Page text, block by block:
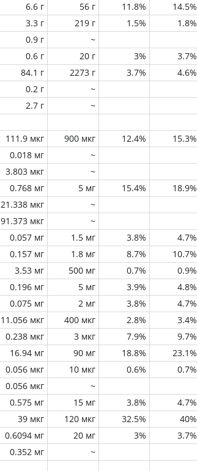
6.6 г 56 г 11.8% 14.5%
3.3 г 219 г 1.5% 1.8%
0.9 г
~
0.6 г 20 г 3% 3.7%
84.1 г 2273 г 3.7% 4.6%
0.2 г
~
2.7 г ~
111.9 мкг 900 мкг 12.4% 15.3%
0.018 мг
~
3.803 мкг
~
0.768 мг 5 мг 15.4% 18.9%
21.338 мкг
~
91.373 мкг
~
0.057 мг 1.5 мг 3.8% 4.7%
0.157 мг 1.8 мг 8.7% 10.7%
3.53 мг 500 мг 0.7% 0.9%
0.196 мг 5 мг 3.9% 4.8%
0.075 мг 2 мг 3.8% 4.7%
11.056 мкг 400 мкг 2.8% 3.4%
0.238 мкг 3 мкг 7.9% 9.7%
16.94 мг 90 мг 18.8% 23.1%
0.056 мкг 10 мкг 0.6% 0.7%
0.056 мкг
~
0.575 мг 15 мг 3.8% 4.7%
39 мкг 120 мкг 32.5% 40%
0.6094 мг 20 мг 3% 3.7%
0.352 мг ~